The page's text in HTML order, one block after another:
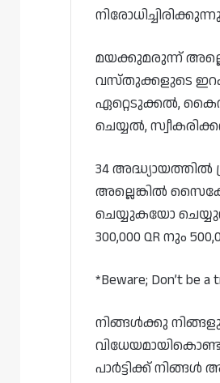
മയക്കുമരുന്ന്
വസ്തുക്കളുടെ
ഏറ്റെടുക്കൽ,
ചെയ്യൽ,
34
അല്ലെങ്കിൽ
ചെയ്യുകയോ
300,000 QR നും
*Beware; Don’t be
നിങ്ങൾക്കു
പാർട്ടിക്ക് നിങ്ങൾ